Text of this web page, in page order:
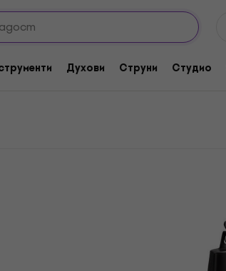
Духови Струни Студио